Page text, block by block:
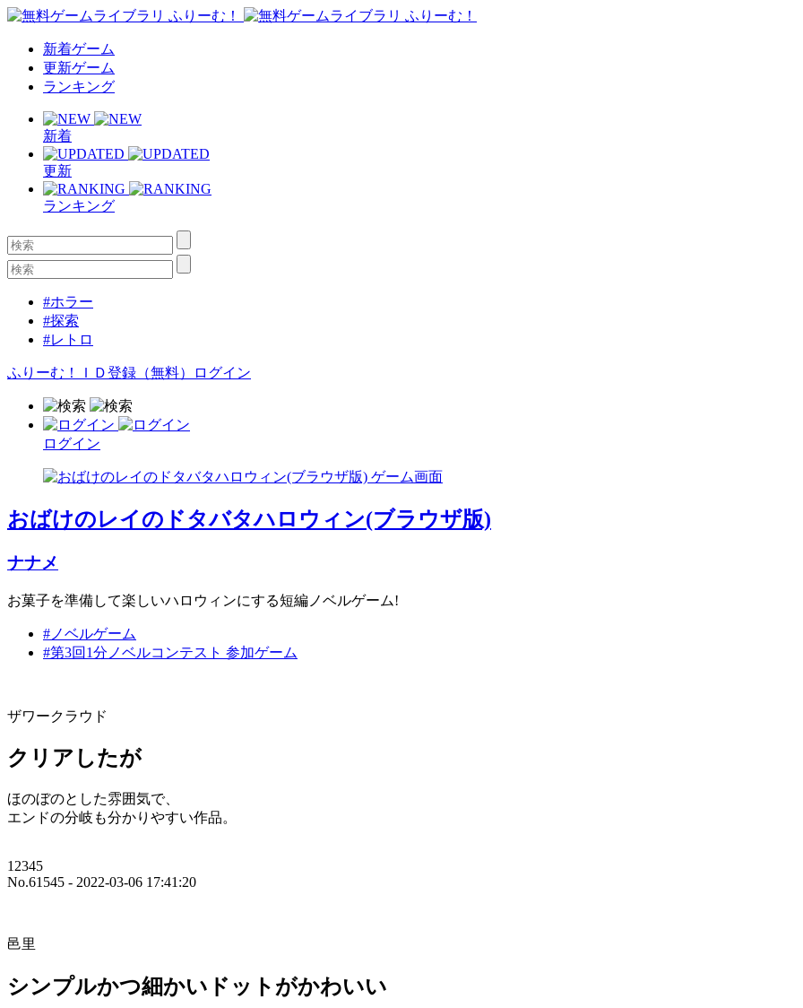
新着ゲーム
更新ゲーム
ランキング
新着
更新
ランキング
#ホラー
#探索
#レトロ
ふりーむ！ＩＤ登録（無料） ログイン
ログイン
おばけのレイのドタバタハロウィン(ブラウザ版)
ナナメ
お菓子を準備して楽しいハロウィンにする短編ノベルゲーム!
#ノベルゲーム
#第3回1分ノベルコンテスト 参加ゲーム
ザワークラウド
クリアしたが
ほのぼのとした雰囲気で、
エンドの分岐も分かりやすい作品。
12345
No.61545 - 2022-03-06 17:41:20
邑里
シンプルかつ細かいドットがかわいい